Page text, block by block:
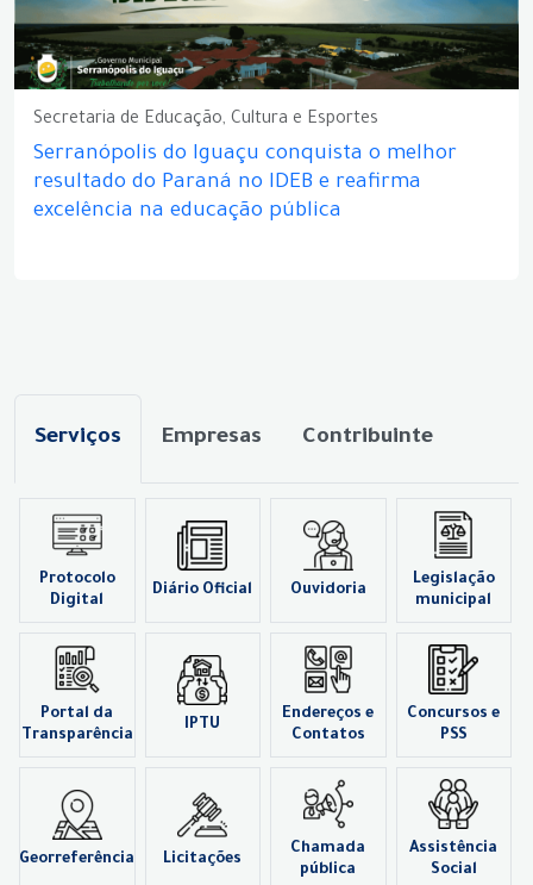
Secretaria de Educação, Cultura e Esportes
Serranópolis do Iguaçu conquista o melhor
resultado do Paraná no IDEB e reafirma
excelência na educação pública
Serviços Empresas Contribuinte
Protocolo
Digital
Diário Oficial Ouvidoria
Legislação
municipal
Portal da
Transparência
IPTU
Endereços e
Contatos
Concursos e
PSS
Georreferência Licitações
Chamada
pública
Assistência
Social